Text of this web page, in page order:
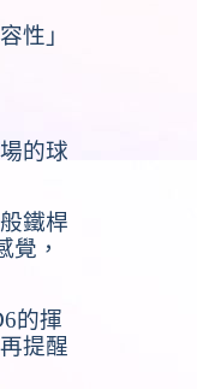
性」
的球
鐵桿
覺，
的揮
提醒